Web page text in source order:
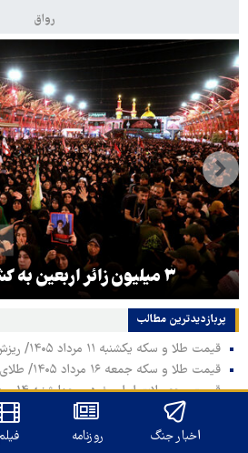
رواق
۳ میلیون زائر اربعین به کشور بازگشتند
پربازدیدترین‌ مطالب
قیمت طلا و سکه یکشنبه ۱۱ مرداد ۱۴۰۵/ ریزش سنگین سکه امامی
قیمت طلا و سکه جمعه ۱۶ مرداد ۱۴۰۵/ طلای ۱۸ عیار امروز چند؟
قیمت‌ها در بازار خودرو
زمان اعلام نتایج آزمون‌های سمپاد و
اخبار جنگ روزنامه